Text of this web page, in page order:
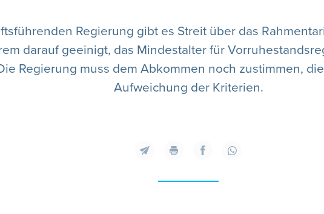
Regierung gibt es Streit über das
darauf geeinigt, das Mindestalter für
Regierung muss dem Abkommen noch zustimmen,
Aufweichung der Kriterien.